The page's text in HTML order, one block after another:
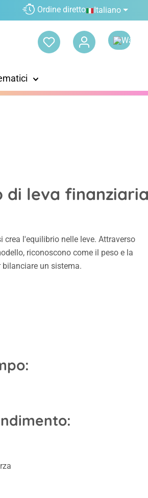
Ordine diretto Italiano
di leva
crea l'equilibrio nelle leve. Attraverso
riconoscono come il peso e la
un sistema.